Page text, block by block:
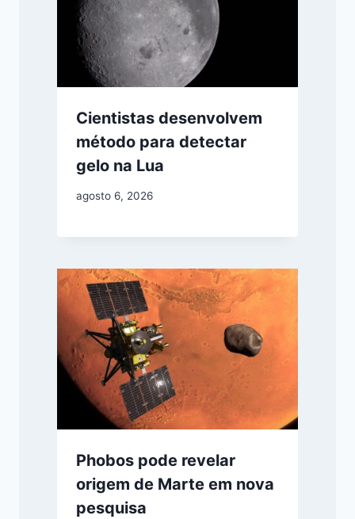
Cientistas desenvolvem
método para detectar
gelo na Lua
agosto 6, 2026
Phobos pode revelar
origem de Marte em nova
pesquisa